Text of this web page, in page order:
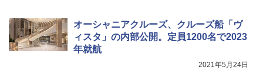
熊撃退スプレー 熊よけスプレー 熊スプレー
【日本企業販売】超強力クマ対策スプレー 30
0ml（連続噴射30秒）110ml（連続噴射15
オーシャニアクルーズ、クルーズ船「ヴ
ィスタ」の内部公開。定員1200名で2023
年就航
2021年5月24日